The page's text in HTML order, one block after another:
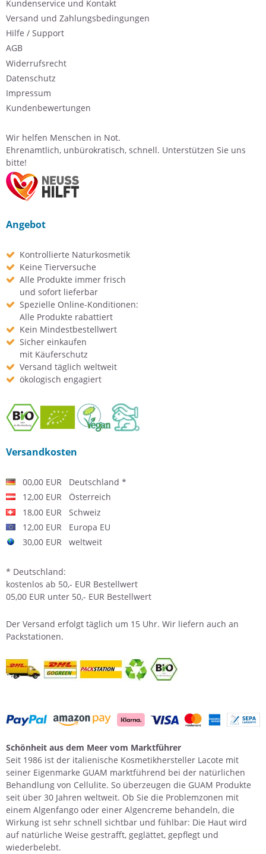
Kundenservice und Kontakt
Versand und Zahlungsbedingungen
Hilfe / Support
AGB
Widerrufsrecht
Datenschutz
Impressum
Kundenbewertungen
Wir helfen Menschen in Not.
Ehrenamtlich, unbürokratisch, schnell. Unterstützen Sie uns
bitte!
Angebot
Kontrollierte Naturkosmetik
Keine Tierversuche
Alle Produkte immer frisch
und sofort lieferbar
Spezielle Online-Konditionen:
Alle Produkte rabattiert
Kein Mindestbestellwert
Sicher einkaufen
mit Käuferschutz
Versand täglich weltweit
ökologisch engagiert
Versandkosten
00,00 EUR Deutschland *
12,00 EUR Österreich
18,00 EUR Schweiz
12,00 EUR Europa EU
30,00 EUR weltweit
* Deutschland:
kostenlos ab 50,- EUR Bestellwert
05,00 EUR unter 50,- EUR Bestellwert
Der Versand erfolgt täglich um 15 Uhr. Wir liefern auch an
Packstationen.
Schönheit aus dem Meer vom Marktführer
Seit 1986 ist der italienische Kosmetikhersteller Lacote mit
seiner Eigenmarke GUAM marktführend bei der natürlichen
Behandlung von Cellulite. So überzeugen die GUAM Produkte
seit über 30 Jahren weltweit. Ob Sie die Problemzonen mit
einem Algenfango oder einer Algencreme behandeln, die
Wirkung ist sehr schnell sichtbar und fühlbar: Die Haut wird
auf natürliche Weise gestrafft, geglättet, gepflegt und
wiederbelebt.